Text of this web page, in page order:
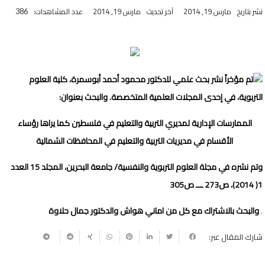
نشر بتاريخ مارس 19, 2014 آخر تحديث مارس 19, 2014 عدد المشاهدات: 386
تم مؤخراً نشر بحث علمي للدكتور محمود أحمد أبوسمرة، كلية العلوم
التربوية، في إحدى المجلات العلمية المتخصصة. والبحث بعنوان:
الممارسات الإدارية لمديري التربية والتعليم في فلسطين كما يراها رؤساء
الأقسام في مديريات التربية والتعليم في المحافظات الشمالية
وتم نشره في مجلة العلوم التربوية والنفسية/ جامعة البحرين، المجلد 15 العدد
1( 2014)، ص273 ـــ ص305
.والبحث بالاشتراك مع كل من اماني هواش والدكتور جمال حلاوة
شارك المقال عبر: